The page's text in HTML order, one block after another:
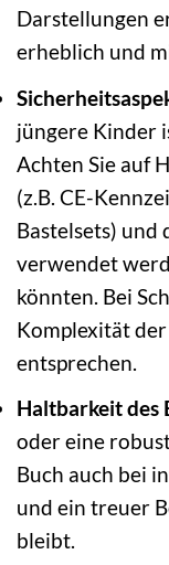
Darstellungen
erheblich und
jüngere Kinder
Achten Sie auf
(z.B. CE-
Bastelsets) und
verwendet
könnten. Bei
Komplexität
entsprechen.
Haltbarkeit des
oder eine
Buch auch bei
und ein treuer
bleibt.